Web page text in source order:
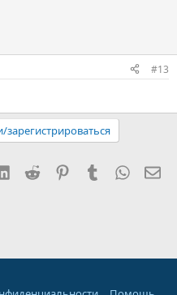
#13
LinkedIn
Reddit PinterestTumblr